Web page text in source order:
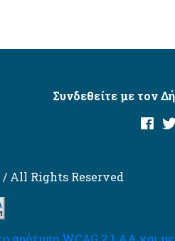
Συνδεθείτε με τον
/ All Rights Reserved